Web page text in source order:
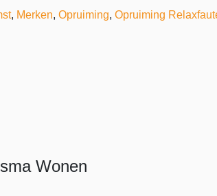
, Merken, Opruiming, Opruiming
Wonen